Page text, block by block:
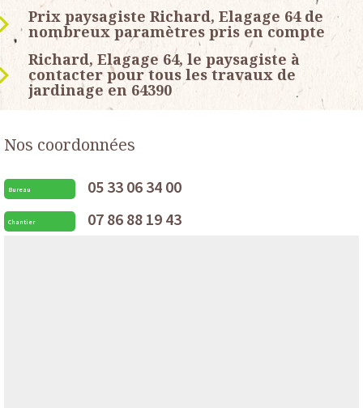
Prix paysagiste Richard, Elagage 64 de
nombreux paramètres pris en compte
Richard, Elagage 64, le paysagiste à
contacter pour tous les travaux de
jardinage en 64390
Nos coordonnées
Bureau 05 33 06 34 00
Chantier 07 86 88 19 43